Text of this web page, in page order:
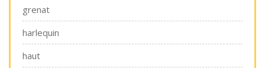
grenat
harlequin
haut